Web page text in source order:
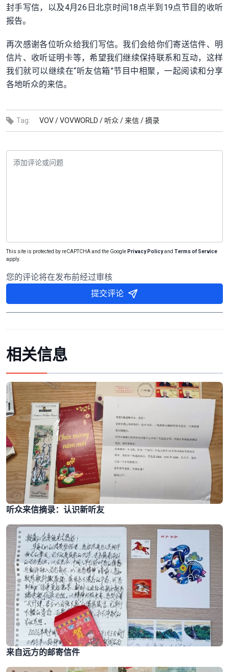
封手写信，以及4月26日北京时间18点半到19点节目的收听
报告。
再次感谢各位听众给我们写信。我们会给你们寄送信件、明
信片、收听证明卡等，希望我们继续保持联系和互动，这样
我们就可以继续在“听友信箱”节目中相聚，一起阅读和分享
各地听众的来信。
Tag: VOV /VOVWORLD / 听众 /来信 /摘录
This site is protected by reCAPTCHA and the Google Privacy Policyand Terms of Service
apply.
您的评论将在发布前经过审核
提交评论
相关信息
听众来信摘录：认识新听友
来自远方的邮寄信件